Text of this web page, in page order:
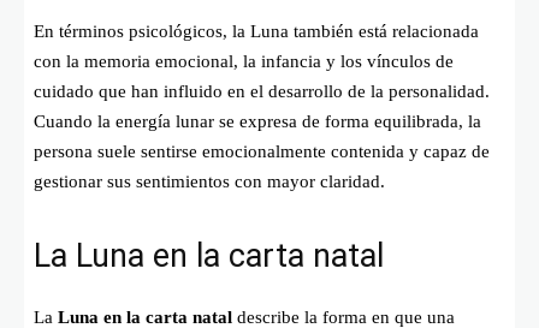
En términos psicológicos, la Luna también está relacionada
con la memoria emocional, la infancia y los vínculos de
cuidado que han influido en el desarrollo de la personalidad.
Cuando la energía lunar se expresa de forma equilibrada, la
persona suele sentirse emocionalmente contenida y capaz de
gestionar sus sentimientos con mayor claridad.
La Luna en la carta natal
La Luna en la carta natal describe la forma en que una